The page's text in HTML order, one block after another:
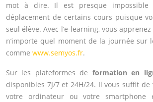
mot à dire. Il est presque impossible
déplacement de certains cours puisque
seul élève. Avec l’e-learning, vous
n’importe quel moment de la journée sur
comme www.semyos.fr.
Sur les plateformes de formation en
disponibles 7J/7 et 24H/24. Il vous suffit
votre ordinateur ou votre smartphone